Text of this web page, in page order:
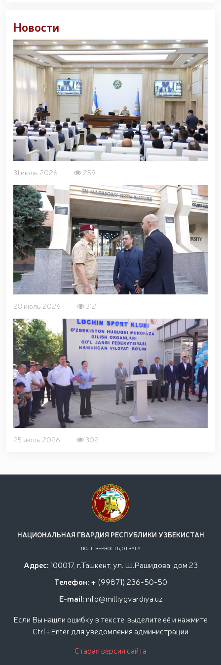
гвардии / / С учащимися "Темурбеклар мактаби"
Национальной гвардии проведено показательное
занятие на тему «Использование беспилотных
летательных аппаратов и их технические
характеристики» / / В Ташкентском Региональном
учебном центре Национальной гвардии прошел
республиканский научно-практический семинар на
тему «Перспективы применения беспилотных
летательных аппаратов в системе охраны
объектов» / / Общественный порядок и
безопасность граждан будут обеспечены во время
молитв в священный месяц Рамазан / /
Новости
31 июль 2026 259
28 июль 2026 312
25 июль 2026 302
НАЦИОНАЛЬНАЯ ГВАРДИЯ РЕСПУБЛИКИ УЗБЕКИСТАН
ДОЛГ, ВЕРНОСТЬ, ОТВАГА
Адрес: 100017, г.Ташкент, ул. Ш.Рашидова, дом 23
Телефон: + (99871) 236-50-50
E-mail:info@milliygvardiya.uz
Если Вы нашли ошибку в тексте, выделите её и нажмите
Ctrl+Enter для уведомления администрации
Старая версия сайта